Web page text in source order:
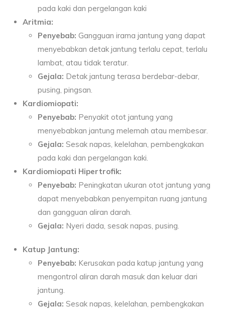
pada kaki dan pergelangan kaki
Aritmia:
Penyebab: Gangguan irama jantung yang dapat
menyebabkan detak jantung terlalu cepat, terlalu
lambat, atau tidak teratur.
Gejala: Detak jantung terasa berdebar-debar,
pusing, pingsan.
Kardiomiopati:
Penyebab: Penyakit otot jantung yang
menyebabkan jantung melemah atau membesar.
Gejala: Sesak napas, kelelahan, pembengkakan
pada kaki dan pergelangan kaki.
Kardiomiopati Hipertrofik:
Penyebab: Peningkatan ukuran otot jantung yang
dapat menyebabkan penyempitan ruang jantung
dan gangguan aliran darah.
Gejala: Nyeri dada, sesak napas, pusing.
Katup Jantung:
Penyebab: Kerusakan pada katup jantung yang
mengontrol aliran darah masuk dan keluar dari
jantung.
Gejala: Sesak napas, kelelahan, pembengkakan